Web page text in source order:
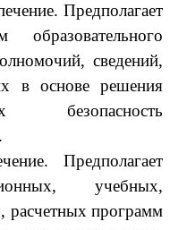
Предполагает
образовательного
сведений,
в основе решения
безопасность
Предполагает
учебных,
расчетных программ